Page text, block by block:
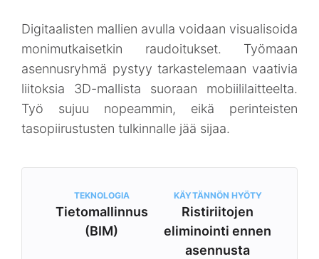
Digitaalisten mallien avulla voidaan visualisoida
monimutkaisetkin raudoitukset. Työmaan
asennusryhmä pystyy tarkastelemaan vaativia
liitoksia 3D-mallista suoraan mobiililaitteelta.
Työ sujuu nopeammin, eikä perinteisten
tasopiirustusten tulkinnalle jää sijaa.
TEKNOLOGIA
Tietomallinnus
(BIM)
KÄYTÄNNÖN HYÖTY
Ristiriitojen
eliminointi ennen
asennusta